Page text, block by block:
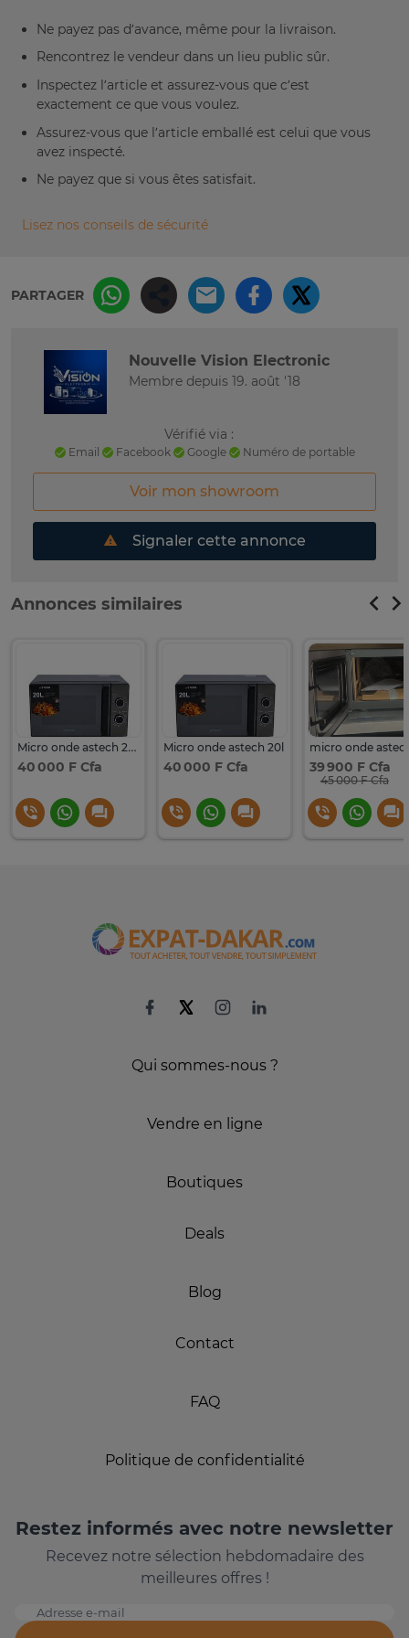
Ne payez pas d’avance, même pour la livraison.
Rencontrez le vendeur dans un lieu public sûr.
Inspectez l’article et assurez-vous que c’est
exactement ce que vous voulez.
Assurez-vous que l’article emballé est celui que vous
avez inspecté.
Ne payez que si vous êtes satisfait.
Lisez nos conseils de sécurité
PARTAGER
Nouvelle Vision Electronic
Membre depuis 19. août '18
Vérifié via :
Email Facebook Google Numéro de portable
Voir mon showroom
Signaler cette annonce
Annonces similaires
Micro onde astech 20L manuel neuve
40 000 F Cfa
Micro onde astech 20l
40 000 F Cfa
micro onde
39 900 F Cfa
45 000 F Cfa
Qui sommes-nous ?
Vendre en ligne
Boutiques
Deals
Blog
Contact
FAQ
Politique de confidentialité
Restez informés avec notre newsletter
Recevez notre sélection hebdomadaire des
meilleures offres !
Adresse e-mail